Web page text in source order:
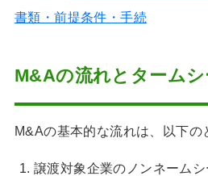
書類・前提条件・手続
M&Aの流れとタームシ
M&Aの基本的な流れは、以下の
譲渡対象企業のノンネーム